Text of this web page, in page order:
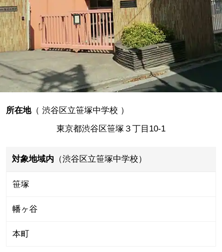
所在地（ 渋谷区立笹塚中学校 ）
東京都渋谷区笹塚３丁目10-1
対象地域内 （渋谷区立笹塚中学校）
笹塚
幡ヶ谷
本町